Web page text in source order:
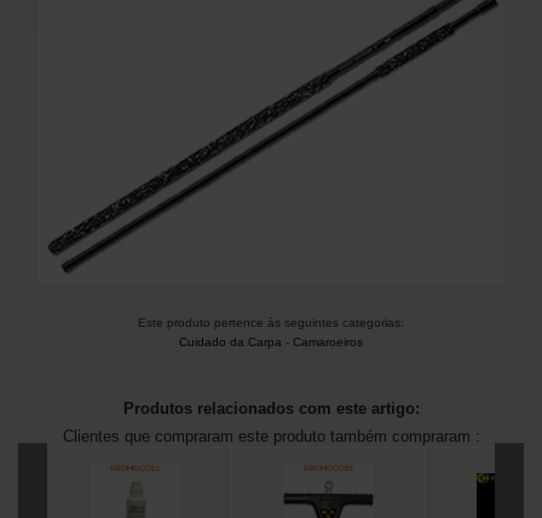
Este produto pertence às seguintes categorias:
Cuidado da Carpa - Camaroeiros
Produtos relacionados com este artigo:
Clientes que compraram este produto também compraram :